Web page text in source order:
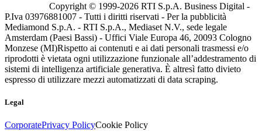
Copyright © 1999-2026 RTI S.p.A. Business Digital -
P.Iva 03976881007 - Tutti i diritti riservati - Per la pubblicità
Mediamond S.p.A. - RTI S.p.A., Mediaset N.V., sede legale
Amsterdam (Paesi Bassi) - Uffici Viale Europa 46, 20093 Cologno
Monzese (MI)Rispetto ai contenuti e ai dati personali trasmessi e/o
riprodotti è vietata ogni utilizzazione funzionale all’addestramento di
sistemi di intelligenza artificiale generativa. È altresì fatto divieto
espresso di utilizzare mezzi automatizzati di data scraping.
Legal
CorporatePrivacy PolicyCookie Policy